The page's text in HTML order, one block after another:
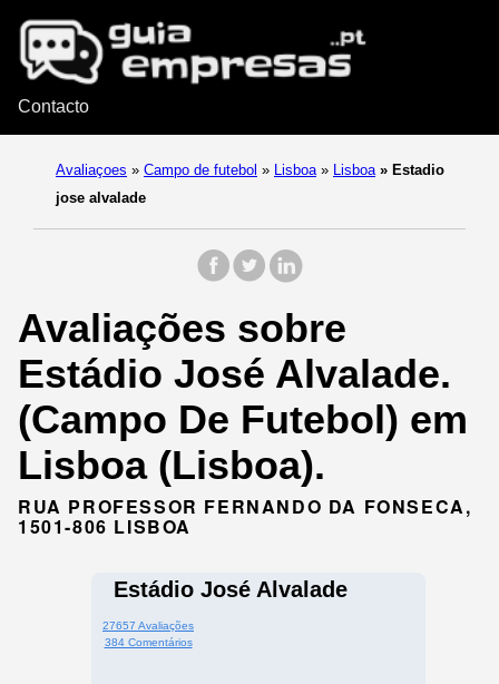
Contacto
Avaliaçoes » Campo de futebol » Lisboa » Lisboa » Estadio
jose alvalade
Avaliações sobre
Estádio José Alvalade.
(Campo De Futebol) em
Lisboa (Lisboa).
RUA PROFESSOR FERNANDO DA FONSECA,
1501-806 LISBOA
Estádio José Alvalade
27657 Avaliações
384 Comentários